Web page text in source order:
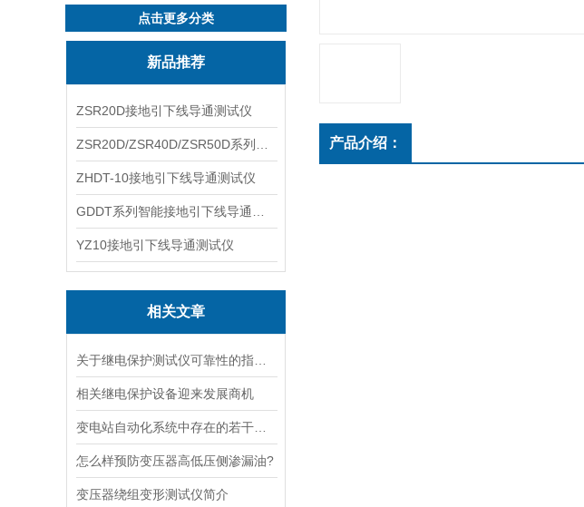
点击更多分类
新品推荐
ZSR20D接地引下线导通测试仪
ZHDT-10接地引下线导通测试仪
YZ10接地引下线导通测试仪
相关文章
相关继电保护设备迎来发展商机
怎么样预防变压器高低压侧渗漏油?
变压器绕组变形测试仪简介
产品介绍：